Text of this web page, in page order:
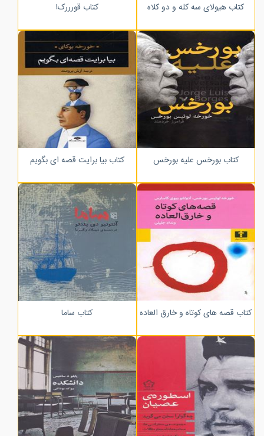
کتاب هیولای سه کله و دو کلاه کتاب قورررک!
کتاب بورخس علیه بورخس کتاب بیا برایت قصه ای بگویم
کتاب قصه های کوتاه و خارق العاده کتاب ساما